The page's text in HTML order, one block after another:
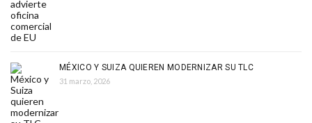
MÉXICO Y SUIZA QUIEREN MODERNIZAR SU TLC
31 marzo, 2026